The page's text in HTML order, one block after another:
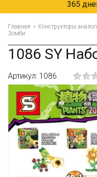
Скидка 10% для
Главная Конструкторы
Зомби
1086 SY
Артикул: 1086